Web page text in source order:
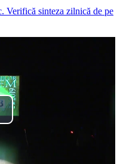
Verifică sinteza zilnică de pe